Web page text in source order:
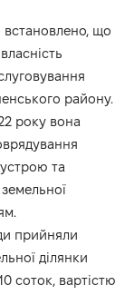
встановлено, що
району.
року вона
та
прийняли
ділянки
соток, вартістю